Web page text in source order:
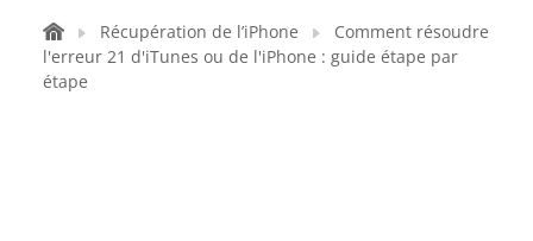
Récupération de l’iPhone
Comment résoudre
l'erreur 21 d'iTunes ou de l'iPhone : guide étape par
étape